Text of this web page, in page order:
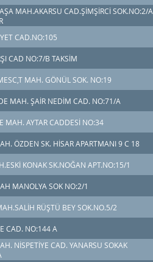
MAH.AKARSU CAD.ŞİMŞİRCİ SOK.NO:2/A
CAD.NO:105
CAD NO:7/B TAKSİM
MAH. GÖNÜL SOK. NO:19
MAH. ŞAİR NEDİM CAD. NO:71/A
MAH. AYTAR CADDESİ NO:34
ÖZDEN SK. HİSAR APARTMANI 9 C 18
KONAK SK.NOĞAN APT.NO:15/1
MANOLYA SOK NO:2/1
RÜŞTÜ BEY SOK.NO.5/2
CAD. NO:144 A
NİSPETİYE CAD. YANARSU SOKAK